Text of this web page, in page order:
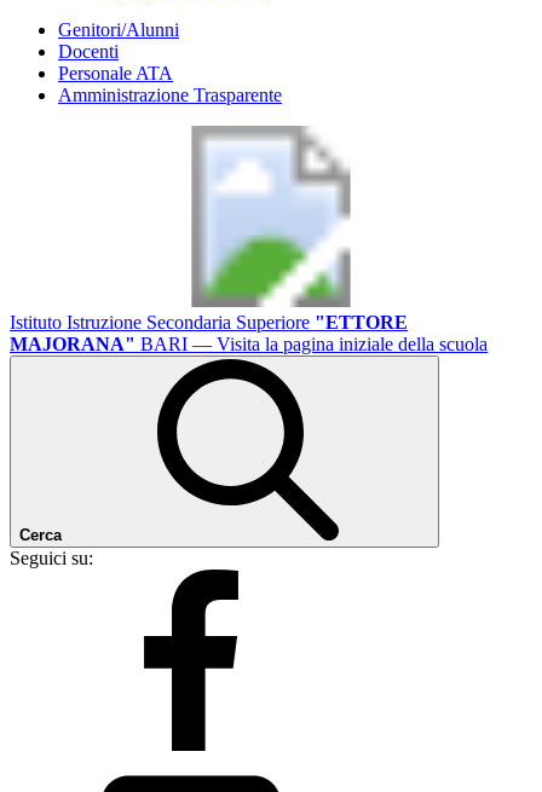
Genitori/Alunni
Docenti
Personale ATA
Amministrazione Trasparente
Istituto Istruzione Secondaria Superiore "ETTORE
MAJORANA" BARI — Visita la pagina iniziale della scuola
Cerca
Seguici su: